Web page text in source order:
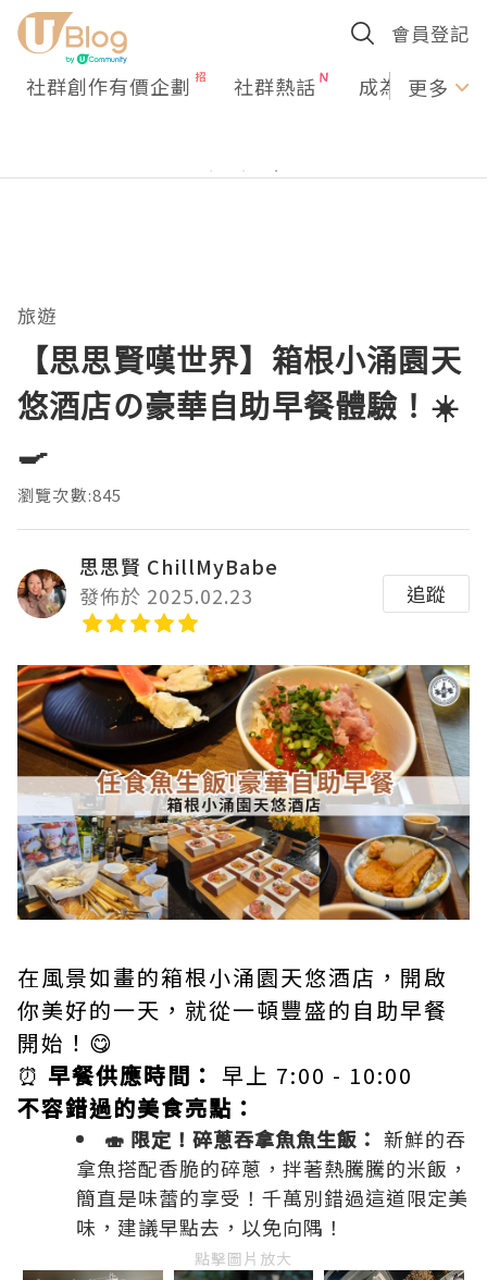
會員登記
社群創作有價企劃 社群熱話 成為U更多
旅遊
【思思賢嘆世界】箱根小涌園天
悠酒店の豪華自助早餐體驗！☀️
🍳
瀏覽次數:845
思思賢 ChillMyBabe
發佈於 2025.02.23
追蹤
在風景如畫的箱根小涌園天悠酒店，開啟
你美好的一天，就從一頓豐盛的自助早餐
開始！😋
⏰ 早餐供應時間： 早上 7:00 - 10:00
不容錯過的美食亮點：
🍣 限定！碎蔥吞拿魚魚生飯： 新鮮的吞
拿魚搭配香脆的碎蔥，拌著熱騰騰的米飯，
簡直是味蕾的享受！千萬別錯過這道限定美
味，建議早點去，以免向隅！
點擊圖片放大